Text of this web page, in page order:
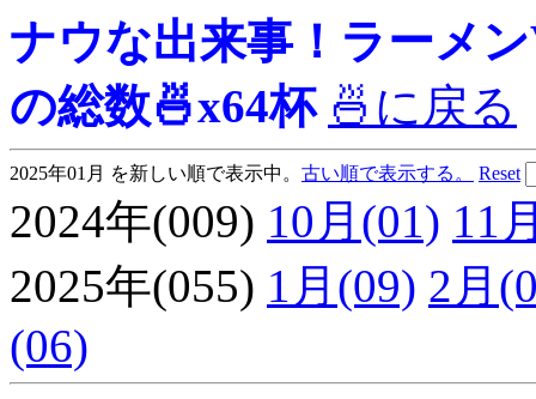
ナウな出来事！ラーメ
の総数🍜x64杯 🍜に戻る
2025年01月 を新しい順で表示中。 古い順で表示する。 Reset
2024年(009) 10月(01) 11
2025年(055) 1月(09) 2月
(06)